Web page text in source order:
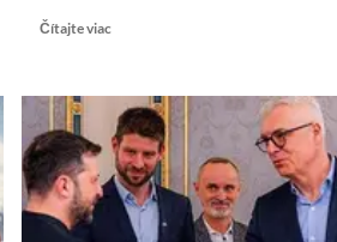
Čítajte viacRead
Dezinformácie
ako
pracovná
náplň
opozície